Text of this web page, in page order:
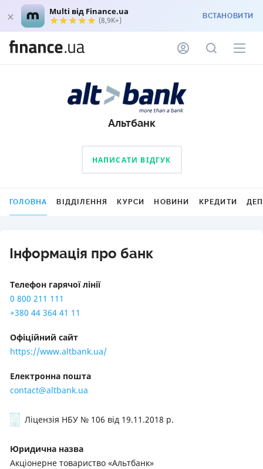
Multi від Finance.ua
(8,9K+) ВСТАНОВИТИ
Альтбанк
НАПИСАТИ ВІДГУК
ГОЛОВНА ВІДДІЛЕННЯ КУРСИ НОВИНИ КРЕДИТИ
Інформація про банк
Телефон гарячої лінії
0 800 211 111
+380 44 364 41 11
Офіційний сайт
https://www.altbank.ua/
Електронна пошта
contact@altbank.ua
Ліцензія НБУ № 106 від 19.11.2018 р.
Юридична назва
Акціонерне товариство «Альтбанк»